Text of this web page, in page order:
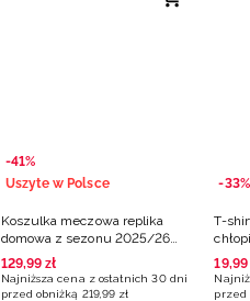
-41%
Uszyte w Polsce
Koszulka meczowa replika
domowa z sezonu 2025/26
dziecięca 4F x Arka Gdynia -
żółta
129,99 zł
Najniższa cena z ostatnich 30 dni
przed obniżką 219,99 zł
-33%
T-
19,99
przed